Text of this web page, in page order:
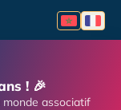
! 🎉
monde associatif